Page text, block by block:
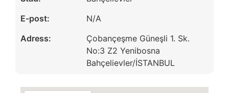
E-post:
Adress:
N/A
Çobançeşme Güneşli 1. Sk.
No:3 Z2 Yenibosna
Bahçelievler/İSTANBUL